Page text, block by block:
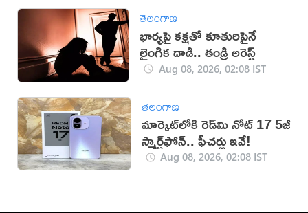
తెలంగాణ
భార్యపై కక్షతో కూతురిపైనే
లైంగిక దాడి.. తండ్రి అరెస్ట్
Aug 08, 2026, 02:08 IST
తెలంగాణ
మార్కెట్‌లోకి రెడ్‌మి నోట్ 17 5జీ
స్మార్ట్‌ఫోన్‌.. ఫీచర్లు ఇవే!
Aug 08, 2026, 02:08 IST